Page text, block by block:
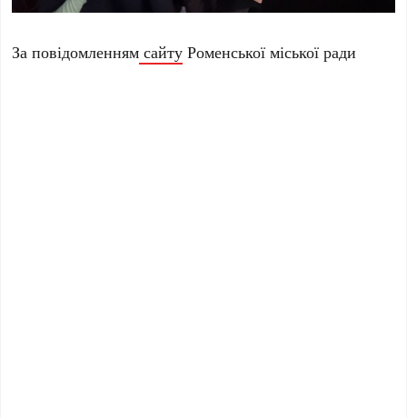
За повідомленням сайту Роменської міської ради